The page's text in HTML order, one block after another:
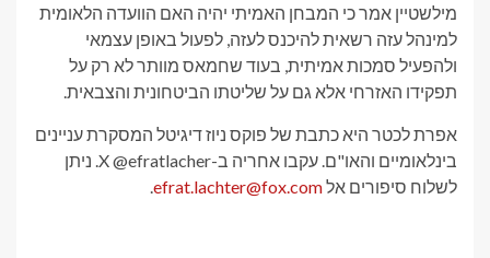
מילשטיין אמר כי המבחן האמיתי יהיה האם הוועדה הלאומית
למינהל עזה רשאית להיכנס לעזה, לפעול באופן עצמאי
ולהפעיל סמכות אמיתית, בעוד שחמאס מוותר לא רק על
תפקידו האזרחי אלא גם על שליטתו הביטחונית והצבאית.
אפרת לכטר היא כתבת של פוקס ניוז דיגיטל המסקרת עניינים
בינלאומיים והאו"ם. עקבו אחריה ב-X @efratlacher. ניתן
לשלוח סיפורים אלefrat.lachter@fox.com